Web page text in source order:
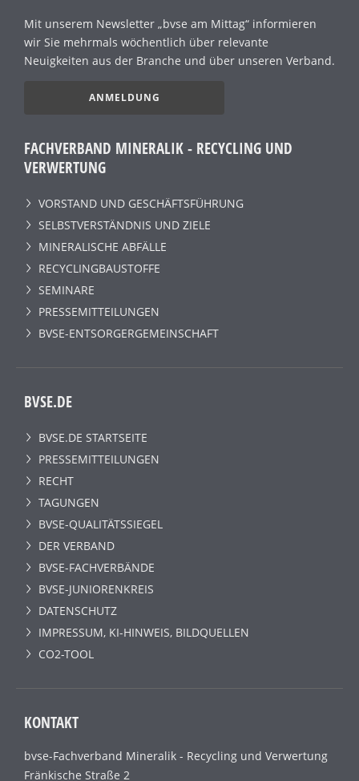
Mit unserem Newsletter „bvse am Mittag“ informieren
wir Sie mehrmals wöchentlich über relevante
Neuigkeiten aus der Branche und über unseren Verband.
ANMELDUNG
FACHVERBAND MINERALIK - RECYCLING UND
VERWERTUNG
VORSTAND UND GESCHÄFTSFÜHRUNG
SELBSTVERSTÄNDNIS UND ZIELE
MINERALISCHE ABFÄLLE
RECYCLINGBAUSTOFFE
SEMINARE
PRESSEMITTEILUNGEN
BVSE-ENTSORGERGEMEINSCHAFT
BVSE.DE
BVSE.DE STARTSEITE
PRESSEMITTEILUNGEN
RECHT
TAGUNGEN
BVSE-QUALITÄTSSIEGEL
DER VERBAND
BVSE-FACHVERBÄNDE
BVSE-JUNIORENKREIS
DATENSCHUTZ
IMPRESSUM, KI-HINWEIS, BILDQUELLEN
CO2-TOOL
KONTAKT
bvse-Fachverband Mineralik - Recycling und Verwertung
Fränkische Straße 2